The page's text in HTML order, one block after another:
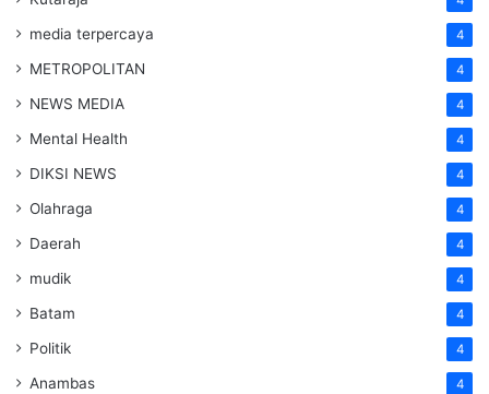
media terpercaya 4
METROPOLITAN 4
NEWS MEDIA 4
Mental Health 4
DIKSI NEWS 4
Olahraga 4
Daerah 4
mudik 4
Batam 4
Politik 4
Anambas 4